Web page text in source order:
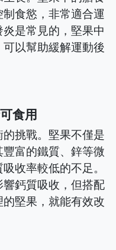
食慾，非常適合運
是常見的，堅果中
以幫助緩解運動後
食用
挑戰。堅果不僅是
富的鐵質、鋅等微
收率較低的不足。
鈣質吸收，但搭配
堅果，就能有效改